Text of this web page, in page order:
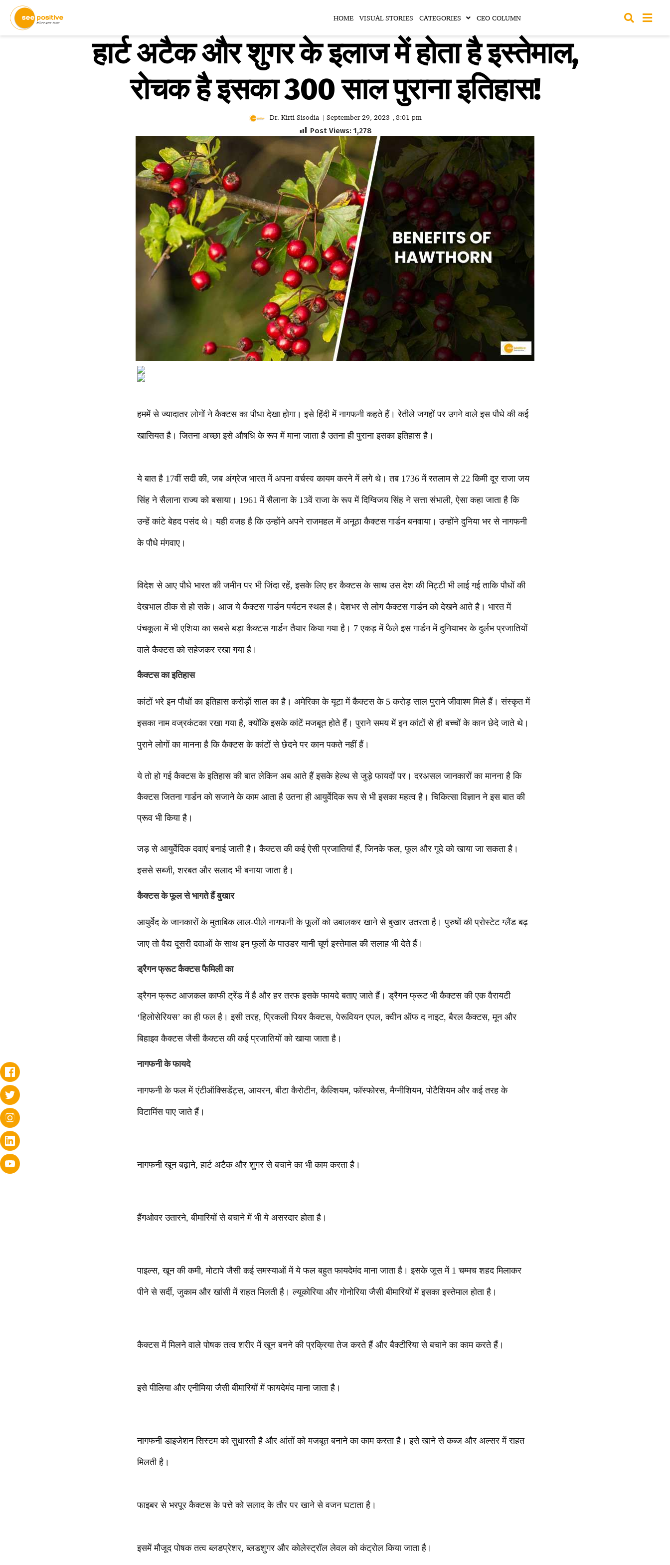
HOME VISUAL STORIES CATEGORIES CEO COLUMN
हार्ट अटैक और शुगर के इलाज में होता है इस्तेमाल,
रोचक है इसका 300 साल पुराना इतिहास!
Dr. Kirti Sisodia | September 29, 2023 , 8:01 pm
Post Views: 1,278
हममें से ज्यादातर लोगों ने कैक्टस का पौधा देखा होगा। इसे हिंदी में नागफनी कहते हैं। रेतीले जगहों पर उगने वाले इस पौधे की कई
खासियत है। जितना अच्छा इसे औषधि के रूप में माना जाता है उतना ही पुराना इसका इतिहास है।
ये बात है 17वीं सदी की, जब अंग्रेज भारत में अपना वर्चस्व कायम करने में लगे थे। तब 1736 में रतलाम से 22 किमी दूर राजा जय
सिंह ने सैलाना राज्य को बसाया। 1961 में सैलाना के 13वें राजा के रूप में दिग्विजय सिंह ने सत्ता संभाली, ऐसा कहा जाता है कि
उन्हें कांटे बेहद पसंद थे। यही वजह है कि उन्होंने अपने राजमहल में अनूठा कैक्टस गार्डन बनवाया। उन्होंने दुनिया भर से नागफनी
के पौधे मंगवाए।
विदेश से आए पौधे भारत की जमीन पर भी जिंदा रहें, इसके लिए हर कैक्टस के साथ उस देश की मिट्टी भी लाई गई ताकि पौधों की
देखभाल ठीक से हो सके। आज ये कैक्टस गार्डन पर्यटन स्थल है। देशभर से लोग कैक्टस गार्डन को देखने आते है। भारत में
पंचकूला में भी एशिया का सबसे बड़ा कैक्टस गार्डन तैयार किया गया है। 7 एकड़ में फैले इस गार्डन में दुनियाभर के दुर्लभ प्रजातियों
वाले कैक्टस को सहेजकर रखा गया है।
कैक्टस का इतिहास
कांटों भरे इन पौधों का इतिहास करोड़ों साल का है। अमेरिका के यूटा में कैक्टस के 5 करोड़ साल पुराने जीवाश्म मिले हैं। संस्कृत में
इसका नाम वज्रकंटका रखा गया है, क्योंकि इसके कांटें मजबूत होते हैं। पुराने समय में इन कांटों से ही बच्चों के कान छेदे जाते थे।
पुराने लोगों का मानना है कि कैक्टस के कांटों से छेदने पर कान पकते नहीं हैं।
ये तो हो गई कैक्टस के इतिहास की बात लेकिन अब आते हैं इसके हेल्थ से जुड़े फायदों पर। दरअसल जानकारों का मानना है कि
कैक्टस जितना गार्डन को सजाने के काम आता है उतना ही आयुर्वेदिक रूप से भी इसका महत्व है। चिकित्सा विज्ञान ने इस बात की
प्रूव भी किया है।
जड़ से आयुर्वेदिक दवाएं बनाई जाती है। कैक्टस की कई ऐसी प्रजातियां हैं, जिनके फल, फूल और गूदे को खाया जा सकता है।
इससे सब्जी, शरबत और सलाद भी बनाया जाता है।
कैक्टस के फूल से भागते हैं बुखार
आयुर्वेद के जानकारों के मुताबिक लाल-पीले नागफनी के फूलों को उबालकर खाने से बुखार उतरता है। पुरुषों की प्रोस्टेट ग्लैंड बढ़
जाए तो वैद्य दूसरी दवाओं के साथ इन फूलों के पाउडर यानी चूर्ण इस्तेमाल की सलाह भी देते हैं।
ड्रैगन फ्रूट कैक्टस फैमिली का
ड्रैगन फ्रूट आजकल काफी ट्रेंड में है और हर तरफ इसके फायदे बताए जाते हैं। ड्रैगन फ्रूट भी कैक्टस की एक वैरायटी
‘हिलोसेरियस’ का ही फल है। इसी तरह, प्रिकली पियर कैक्टस, पेरूवियन एपल, क्वीन ऑफ द नाइट, बैरल कैक्टस, मून और
बिहाइव कैक्टस जैसी कैक्टस की कई प्रजातियों को खाया जाता है।
नागफनी के फायदे
नागफनी के फल में एंटीऑक्सिडेंट्स, आयरन, बीटा कैरोटीन, कैल्शियम, फॉस्फोरस, मैग्नीशियम, पोटैशियम और कई तरह के
विटामिंस पाए जाते हैं।
नागफनी खून बढ़ाने, हार्ट अटैक और शुगर से बचाने का भी काम करता है।
हैंगओवर उतारने, बीमारियों से बचाने में भी ये असरदार होता है।
पाइल्स, खून की कमी, मोटापे जैसी कई समस्याओं में ये फल बहुत फायदेमंद माना जाता है। इसके जूस में 1 चम्मच शहद मिलाकर
पीने से सर्दी, जुकाम और खांसी में राहत मिलती है। ल्यूकोरिया और गोनोरिया जैसी बीमारियों में इसका इस्तेमाल होता है।
कैक्टस में मिलने वाले पोषक तत्व शरीर में खून बनने की प्रक्रिया तेज करते हैं और बैक्टीरिया से बचाने का काम करते हैं।
इसे पीलिया और एनीमिया जैसी बीमारियों में फायदेमंद माना जाता है।
नागफनी डाइजेशन सिस्टम को सुधारती है और आंतों को मजबूत बनाने का काम करता है। इसे खाने से कब्ज और अल्सर में राहत
मिलती है।
फाइबर से भरपूर कैक्टस के पत्ते को सलाद के तौर पर खाने से वजन घटाता है।
इसमें मौजूद पोषक तत्व ब्लडप्रेशर, ब्लडशुगर और कोलेस्ट्रॉल लेवल को कंट्रोल किया जाता है।